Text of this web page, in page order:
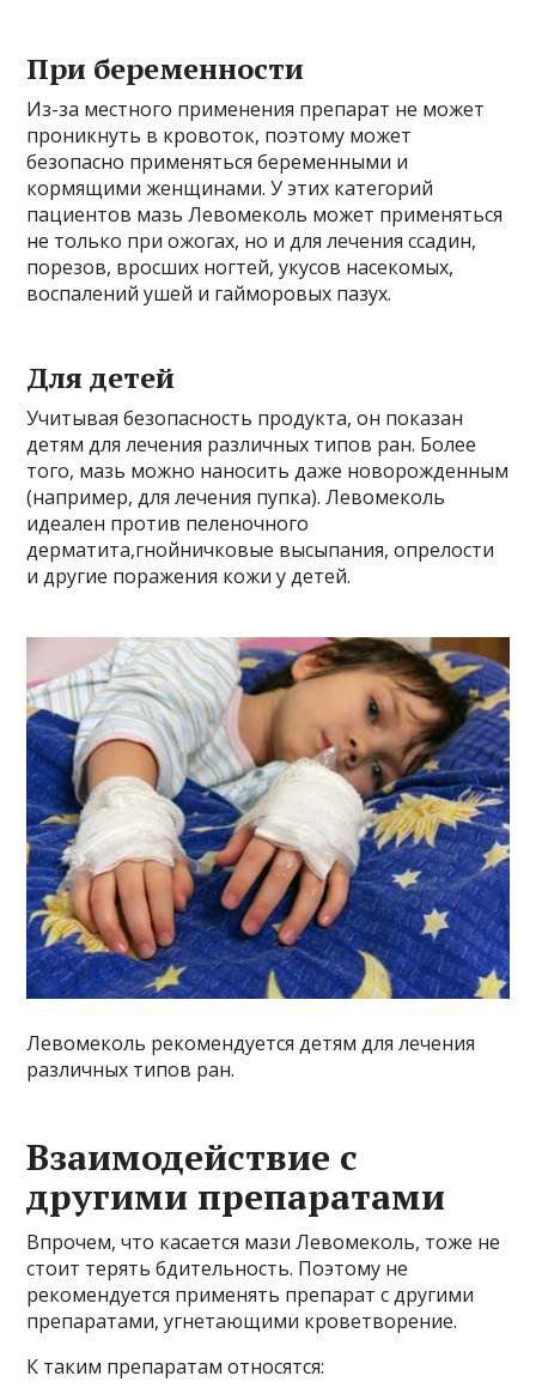
При беременности
Из-за местного применения препарат не может
проникнуть в кровоток, поэтому может
безопасно применяться беременными и
кормящими женщинами. У этих категорий
пациентов мазь Левомеколь может применяться
не только при ожогах, но и для лечения ссадин,
порезов, вросших ногтей, укусов насекомых,
воспалений ушей и гайморовых пазух.
Для детей
Учитывая безопасность продукта, он показан
детям для лечения различных типов ран. Более
того, мазь можно наносить даже новорожденным
(например, для лечения пупка). Левомеколь
идеален против пеленочного
дерматита,гнойничковые высыпания, опрелости
и другие поражения кожи у детей.
Левомеколь рекомендуется детям для лечения
различных типов ран.
Взаимодействие с
другими препаратами
Впрочем, что касается мази Левомеколь, тоже не
стоит терять бдительность. Поэтому не
рекомендуется применять препарат с другими
препаратами, угнетающими кроветворение.
К таким препаратам относятся: